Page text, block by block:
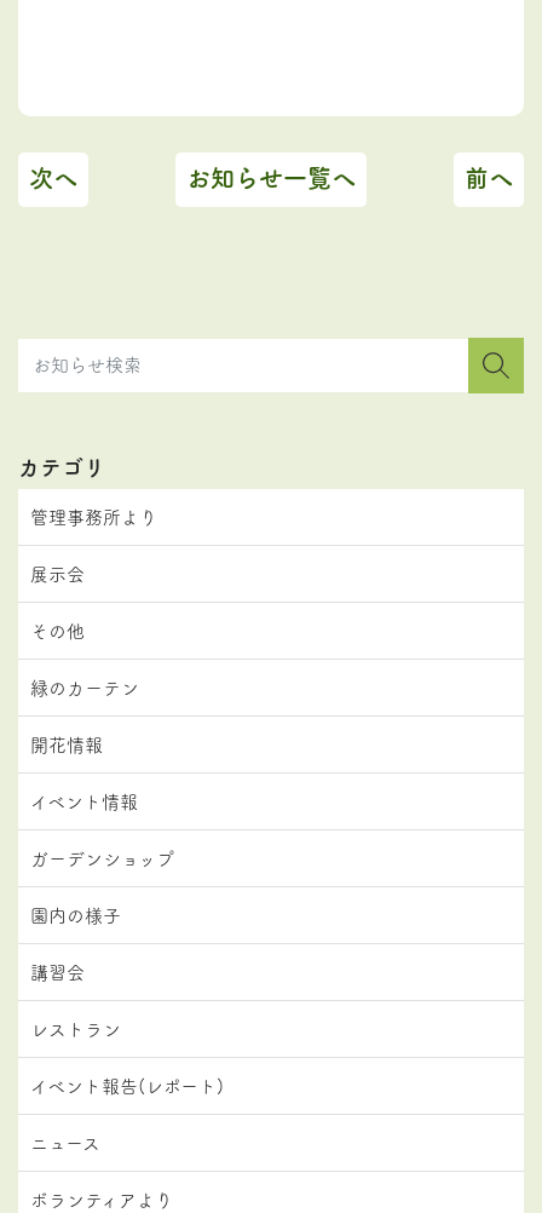
次へ お知らせ一覧へ 前へ
カテゴリ
管理事務所より
展示会
その他
緑のカーテン
開花情報
イベント情報
ガーデンショップ
園内の様子
講習会
レストラン
イベント報告(レポート)
ニュース
ボランティアより